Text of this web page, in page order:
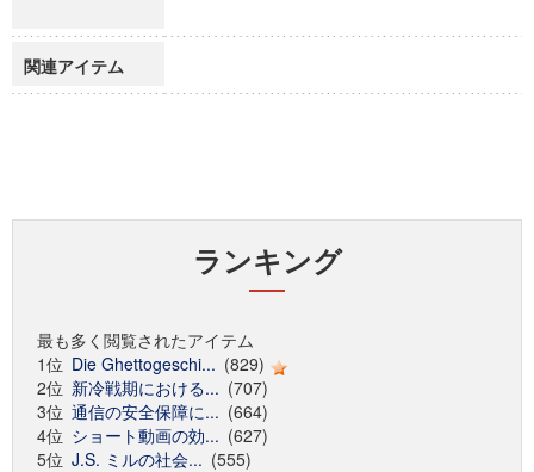
関連アイテム
ランキング
最も多く閲覧されたアイテム
1位 Die Ghettogeschi... (829)
2位 新冷戦期における... (707)
3位 通信の安全保障に... (664)
4位 ショート動画の効... (627)
5位 J.S. ミルの社会... (555)